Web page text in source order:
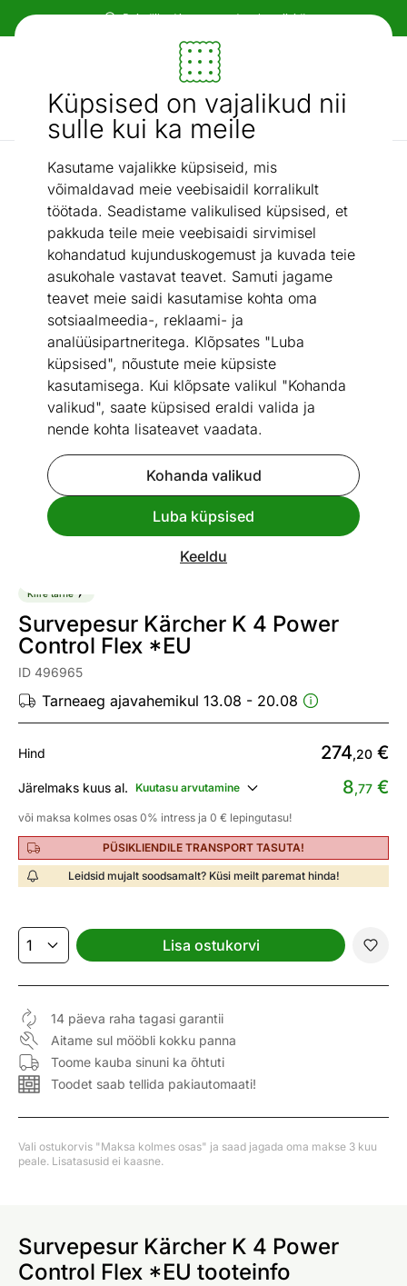
Küpsised on vajalikud nii
sulle kui ka meile
Kasutame vajalikke küpsiseid, mis
võimaldavad meie veebisaidil korralikult
töötada. Seadistame valikulised küpsised, et
pakkuda teile meie veebisaidi sirvimisel
kohandatud kujunduskogemust ja kuvada teie
asukohale vastavat teavet. Samuti jagame
teavet meie saidi kasutamise kohta oma
sotsiaalmeedia-, reklaami- ja
analüüsipartneritega. Klõpsates "Luba
küpsised", nõustute meie küpsiste
kasutamisega. Kui klõpsate valikul "Kohanda
valikud", saate küpsised eraldi valida ja
nende kohta lisateavet vaadata.
Kohanda valikud
Luba küpsised
Keeldu
Paindlikud ja mugavad makseviisid!
Mööbel ja sisustus - ON24
Otsi...
AI otsing
Survepesurid
/ Survepesur Kärcher K 4 Power Control Flex *EU
Go to slide 7
Vaata sarnaseid
Kiire tarne
Survepesur Kärcher K 4 Power
Control Flex *EU
ID 496965
Tarneaeg ajavahemikul 13.08 - 20.08
Hind 274,20 €
Järelmaks kuus al. Kuutasu arvutamine 8,77 €
või maksa kolmes osas 0% intress ja 0 € lepingutasu!
PÜSIKLIENDILE TRANSPORT TASUTA!
Leidsid mujalt soodsamalt? Küsi meilt paremat hinda!
Lisa ostukorvi
14 päeva raha tagasi garantii
Aitame sul mööbli kokku panna
Toome kauba sinuni ka õhtuti
Toodet saab tellida pakiautomaati!
Vali ostukorvis "Maksa kolmes osas" ja saad jagada oma makse 3 kuu
peale. Lisatasusid ei kaasne.
Survepesur Kärcher K 4 Power
Control Flex *EU tooteinfo